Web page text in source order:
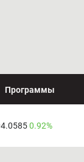
Программы
0.92%